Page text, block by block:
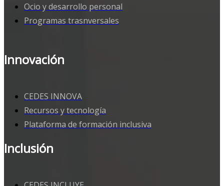
Ocio y desarrollo personal
Programas trasnversales
Innovación
CEDES INNOVA
Recursos y tecnología
Plataforma de formación inclusiva
Inclusión